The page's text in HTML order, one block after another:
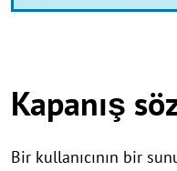
Kapanış
Bir kullanıcının bir